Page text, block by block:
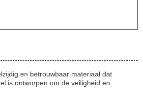
en betrouwbaar materiaal dat
is ontworpen om de veiligheid en